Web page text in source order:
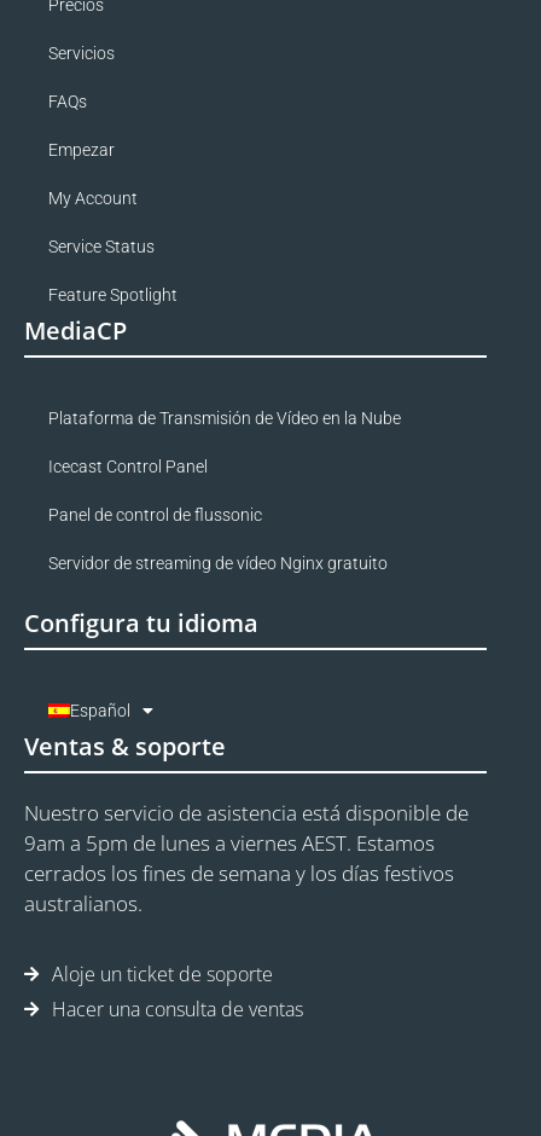
Precios
Servicios
FAQs
Empezar
My Account
Service Status
Feature Spotlight
MediaCP
Plataforma de Transmisión de Vídeo en la Nube
Icecast Control Panel
Panel de control de flussonic
Servidor de streaming de vídeo Nginx gratuito
Configura tu idioma
Español
Ventas & soporte
Nuestro servicio de asistencia está disponible de
9am a 5pm de lunes a viernes AEST. Estamos
cerrados los fines de semana y los días festivos
australianos.
Aloje un ticket de soporte
Hacer una consulta de ventas